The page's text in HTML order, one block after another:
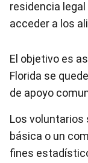
residencia
acceder a los
El objetivo es
Florida se
de apoyo
Los voluntarios
básica o un
fines